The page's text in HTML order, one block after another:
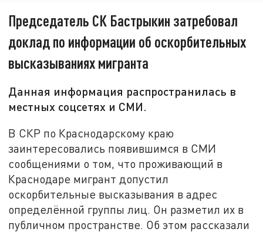
Председатель СК Бастрыкин затребовал
доклад по информации об оскорбительных
высказываниях мигранта
Данная информация распространилась в
местных соцсетях и СМИ.
В СКР по Краснодарскому краю
заинтересовались появившимся в СМИ
сообщениями о том, что проживающий в
Краснодаре мигрант допустил
оскорбительные высказывания в адрес
определённой группы лиц. Он разметил их в
публичном пространстве. Об этом рассказали